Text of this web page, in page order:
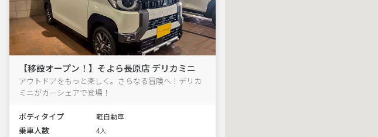
【移設オープン！】そよら長原店 デリカミニ
アウトドアをもっと楽しく。さらなる冒険へ！デリカ
ミニがカーシェアで登場！
ボディタイプ 軽自動車
乗車人数 4人